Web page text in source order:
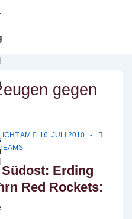
gegen
AM
16. JULI 2010
Erding
Red Rockets: